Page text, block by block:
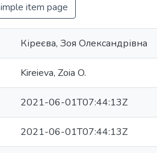
item page
Кіреєва, Зоя Олександрівна
Kireieva, Zoia O.
2021-06-01T07:44:13Z
2021-06-01T07:44:13Z